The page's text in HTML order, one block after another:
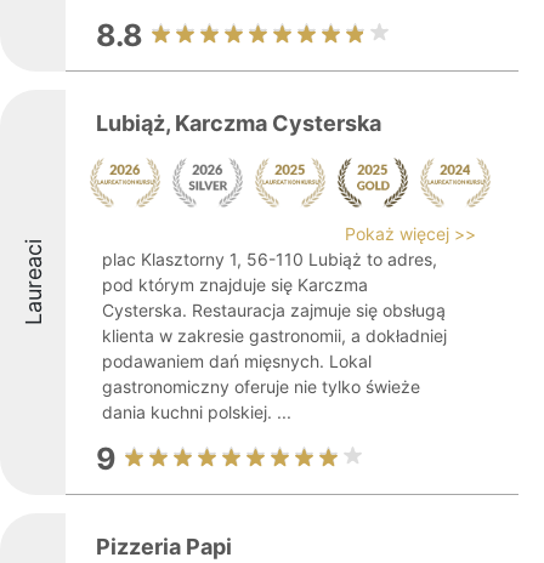
8.8
Laureaci
Lubiąż, Karczma Cysterska
Pokaż więcej >>
plac Klasztorny 1, 56-110 Lubiąż to adres,
pod którym znajduje się Karczma
Cysterska. Restauracja zajmuje się obsługą
klienta w zakresie gastronomii, a dokładniej
podawaniem dań mięsnych. Lokal
gastronomiczny oferuje nie tylko świeże
dania kuchni polskiej. ...
9
Pizzeria Papi